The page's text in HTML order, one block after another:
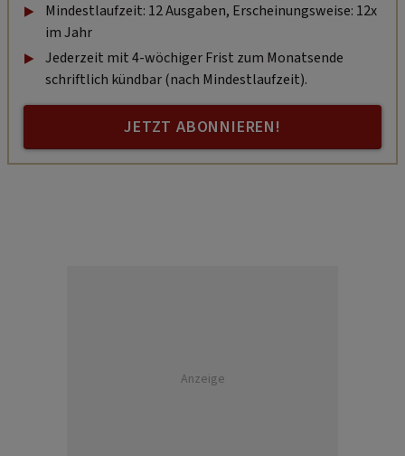
Mindestlaufzeit: 12 Ausgaben, Erscheinungsweise: 12x
im Jahr
Jederzeit mit 4-wöchiger Frist zum Monatsende
schriftlich kündbar (nach Mindestlaufzeit).
JETZT ABONNIEREN!
Anzeige